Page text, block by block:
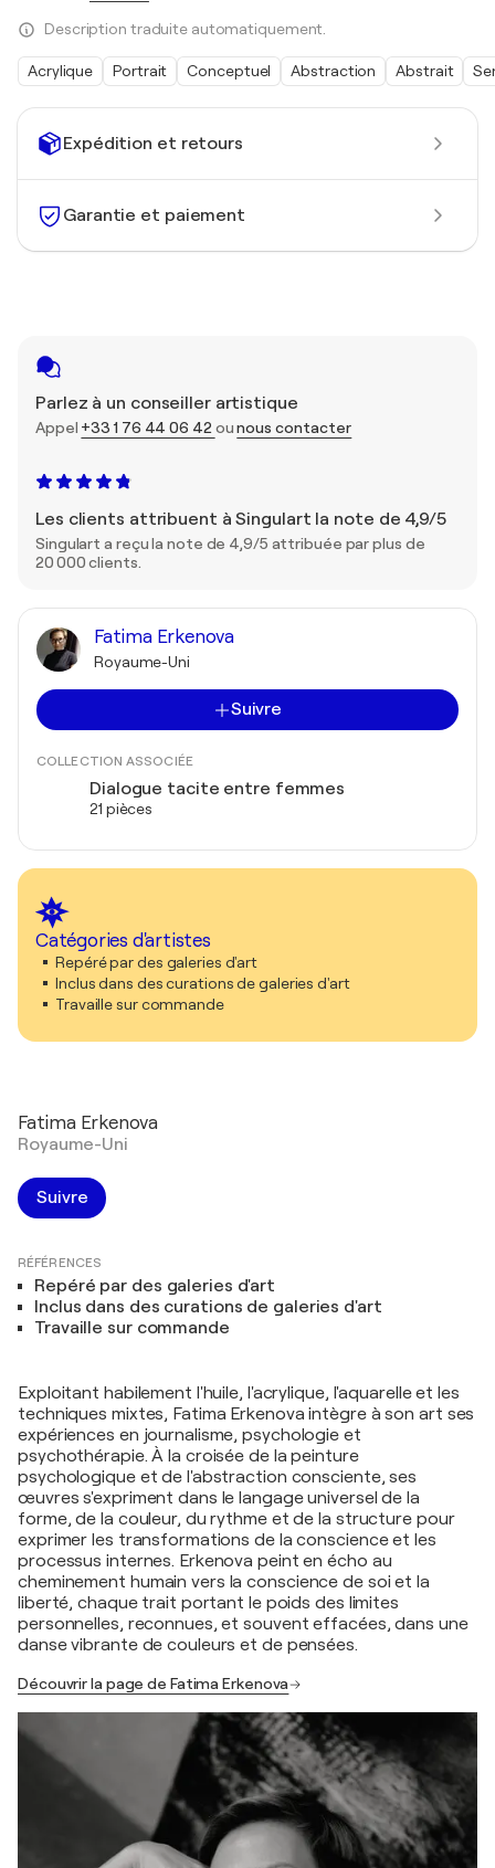
Expédition et retours
Garantie et paiement
Parlez à un conseiller artistique
Appel +33 1 76 44 06 42ounous contacter
Les clients attribuent à Singulart la note de 4,9/5
Singulart a reçu la note de 4,9/5 attribuée par plus de
20 000 clients.
Fatima Erkenova
Royaume-Uni
Suivre
COLLECTION ASSOCIÉE
Dialogue tacite entre femmes
21 pièces
Catégories d'artistes
Repéré par des galeries d'art
Inclus dans des curations de galeries d'art
Travaille sur commande
Description traduite automatiquement.
Acrylique Portrait Conceptuel Abstraction Abstrait
Fatima Erkenova
Royaume-Uni
Suivre
RÉFÉRENCES
Repéré par des galeries d'art
Inclus dans des curations de galeries d'art
Travaille sur commande
Exploitant habilement l'huile, l'acrylique, l'aquarelle et les
techniques mixtes, Fatima Erkenova intègre à son art ses
expériences en journalisme, psychologie et
psychothérapie. À la croisée de la peinture
psychologique et de l'abstraction consciente, ses
œuvres s'expriment dans le langage universel de la
forme, de la couleur, du rythme et de la structure pour
exprimer les transformations de la conscience et les
processus internes. Erkenova peint en écho au
cheminement humain vers la conscience de soi et la
liberté, chaque trait portant le poids des limites
personnelles, reconnues, et souvent effacées, dans une
danse vibrante de couleurs et de pensées.
Découvrir la page de Fatima Erkenova